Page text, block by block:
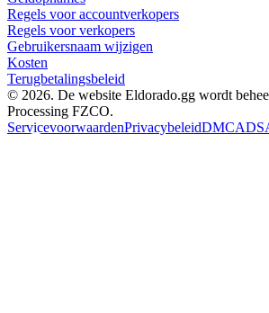
Regels voor accountverkopers
Regels voor verkopers
Gebruikersnaam wijzigen
Kosten
Terugbetalingsbeleid
© 2026. De website Eldorado.gg wordt
Processing FZCO.
ServicevoorwaardenPrivacybeleidDMCA